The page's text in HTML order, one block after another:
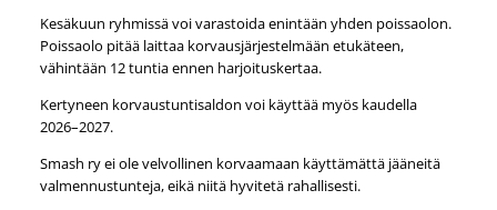
Kesäkuun ryhmissä voi varastoida enintään yhden poissaolon.
Poissaolo pitää laittaa korvausjärjestelmään etukäteen,
vähintään 12 tuntia ennen harjoituskertaa.
Kertyneen korvaustuntisaldon voi käyttää myös kaudella
2026–2027.
Smash ry ei ole velvollinen korvaamaan käyttämättä jääneitä
valmennustunteja, eikä niitä hyvitetä rahallisesti.